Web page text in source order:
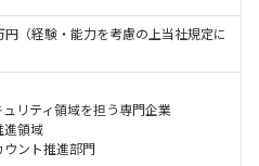
（経験・能力を考慮の上当社規定に
リティ領域を担う専門企業
進領域
ント推進部門